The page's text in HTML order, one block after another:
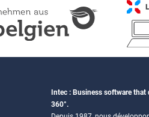
Intec : Business software
360°.